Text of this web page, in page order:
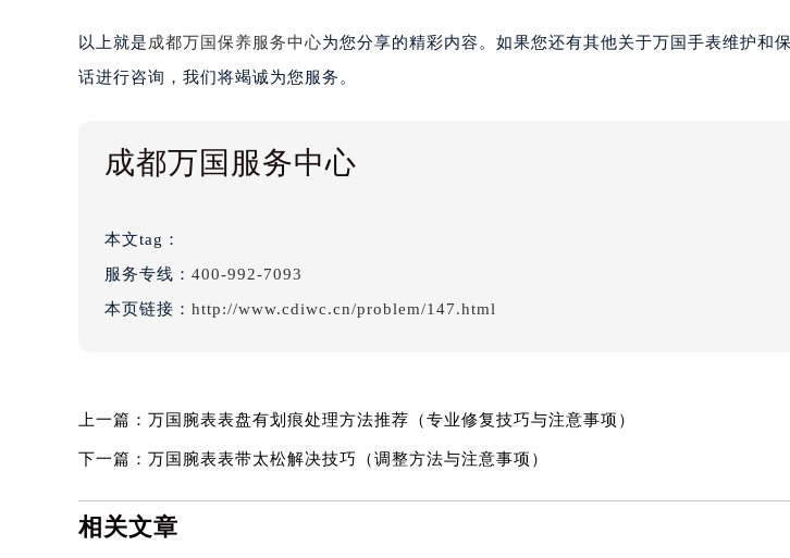
以上就是 成都万国保养服务中心为您分享的精彩内容。如果您还有其他关于万国手表维护和
话进行咨询，我们将竭诚为您服务。
成都万国服务中心
本文tag：
服务专线： 400-992-7093
本页链接： http://www.cdiwc.cn/problem/147.html
上一篇： 万国腕表表盘有划痕处理方法推荐（专业修复技巧与注意事项）
下一篇： 万国腕表表带太松解决技巧（调整方法与注意事项）
相关文章